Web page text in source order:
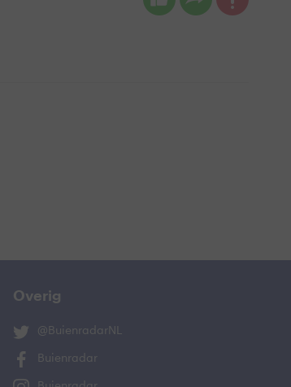
Overig
@BuienradarNL
Buienradar